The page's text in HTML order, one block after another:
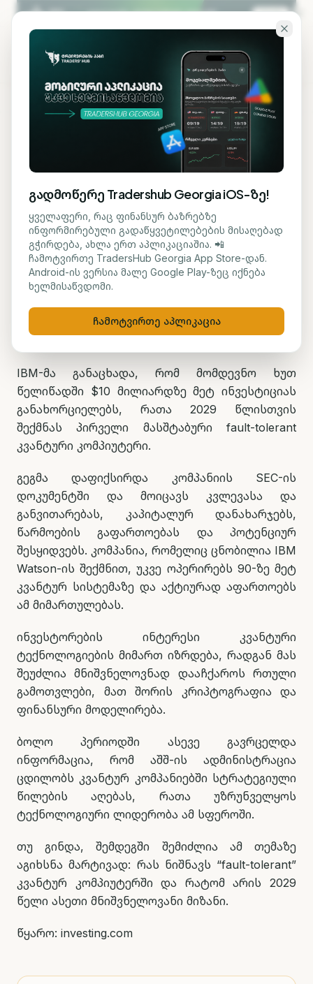
გადადი ძირითად შინაარსზე
KA EN
ᲐᲜᲐᲚᲘᲖᲘ
IBM კვანტურ
კომპიუტინგში $10
მილიარდს ჩადებს
ნუცა ტყეშელაშვილი 28 მაისი, 2026 1 წთ კითხვა
IBM-მა განაცხადა, რომ მომდევნო ხუთ
წელიწადში $10 მილიარდზე მეტ ინვესტიციას
განახორციელებს, რათა 2029 წლისთვის
შექმნას პირველი მასშტაბური fault-tolerant
კვანტური კომპიუტერი.
გეგმა დაფიქსირდა კომპანიის SEC-ის
დოკუმენტში და მოიცავს კვლევასა და
განვითარებას, კაპიტალურ დანახარჯებს,
წარმოების გაფართოებას და პოტენციურ
შესყიდვებს. კომპანია, რომელიც ცნობილია IBM
Watson-ის შექმნით, უკვე ოპერირებს 90-ზე მეტ
კვანტურ სისტემაზე და აქტიურად აფართოებს
ამ მიმართულებას.
ინვესტორების ინტერესი კვანტური
ტექნოლოგიების მიმართ იზრდება, რადგან მას
შეუძლია მნიშვნელოვნად დააჩქაროს რთული
გამოთვლები, მათ შორის კრიპტოგრაფია და
ფინანსური მოდელირება.
ბოლო პერიოდში ასევე გავრცელდა
ინფორმაცია, რომ აშშ-ის ადმინისტრაცია
ცდილობს კვანტურ კომპანიებში სტრატეგიული
წილების აღებას, რათა უზრუნველყოს
ტექნოლოგიური ლიდერობა ამ სფეროში.
თუ გინდა, შემდეგში შემიძლია ამ თემაზე
აგიხსნა მარტივად: რას ნიშნავს “fault-tolerant”
კვანტურ კომპიუტერში და რატომ არის 2029
წელი ასეთი მნიშვნელოვანი მიზანი.
წყარო: investing.com
გადმოწერე Tradershub Georgia iOS-ზე!
ყველაფერი, რაც ფინანსურ ბაზრებზე
ინფორმირებული გადაწყვეტილებების მისაღებად
გჭირდება, ახლა ერთ აპლიკაციაშია. 📲
ჩამოტვირთე TradersHub Georgia App Store-დან.
Android-ის ვერსია მალე Google Play-ზეც იქნება
ხელმისაწვდომი.
ჩამოტვირთე აპლიკაცია